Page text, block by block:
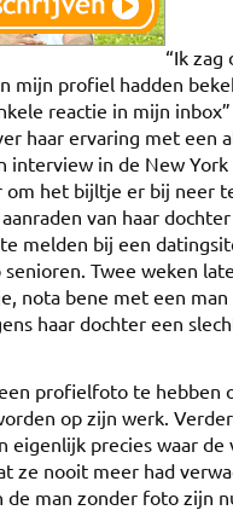
“Ik zag
mijn profiel hadden
reactie in mijn
haar ervaring met een
interview in de New York
om het bijltje er bij neer
van haar
melden bij een
Twee weken
nota bene met een
haar dochter een
profielfoto te hebben
op zijn werk.
eigenlijk precies waar de
ze nooit meer had
de man zonder foto zijn